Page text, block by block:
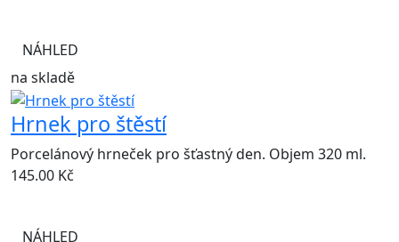
NÁHLED
na skladě
Hrnek pro štěstí
Porcelánový hrneček pro šťastný den. Objem 320 ml.
145.00 Kč
NÁHLED